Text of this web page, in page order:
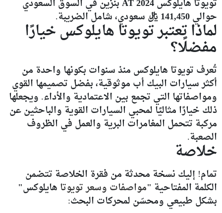
تويوتا هايلوكس 2024 AT بنزين في السوق السعودي
حوالي141,450 ريال سعودي ، شامل الضريبة.
لماذا تعتبر تويوتا هايلوكس خيارًا
مفضلًا؟
تُعرف تويوتا هايلوكس منذ سنوات بكونها واحدة من
أكثر سيارات البيك أب موثوقية، بفضل تصميمها القوي
ومواصفاتها التي تجمع بين الاعتمادية والأداء. ويجعلها
ذلك خيارًا مثاليًا لمحبي السيارات القوية والباحثين عن
مركبة تتحمل المغامرات البرية والعمل في الظروف
الصعبة.
خلاصة
تمام! إليك نسخة محدثة من فقرة الخلاصة تتضمن
الكلمة المفتاحية "مواصفات وسعر تويوتا هايلوكس"
بشكل طبيعي ومحسّن لمحركات البحث: